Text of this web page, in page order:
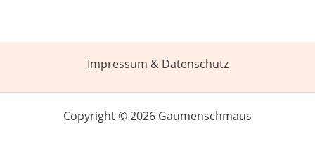
Impressum & Datenschutz
Copyright © 2026 Gaumenschmaus